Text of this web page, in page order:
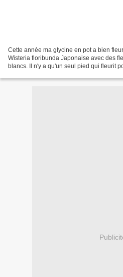
Cette année ma glycine en pot a bien
Wisteria floribunda Japonaise avec des
blancs. Il n'y a qu'un seul pied qui fleurit